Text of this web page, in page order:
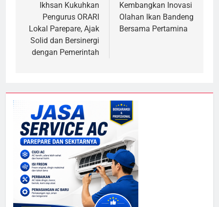
Ikhsan Kukuhkan
Pengurus ORARI
Lokal Parepare, Ajak
Solid dan Bersinergi
dengan Pemerintah
Kembangkan Inovasi
Olahan Ikan Bandeng
Bersama Pertamina